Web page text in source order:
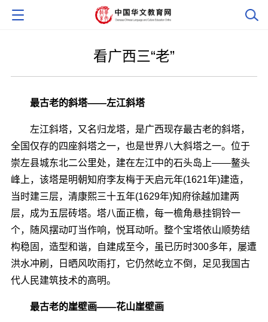
看广西三“老”
最古老的斜塔――左江斜塔
左江斜塔，又名归龙塔，是广西现存最古老的斜塔，
全国仅存的四座斜塔之一，也是世界八大斜塔之一。位于
崇左县城东北二公里处，建在左江中的石头岛上――鳌头
峰上，该塔是明朝知府李友梅于天启元年(1621年)建造，
当时建三层，清康熙三十五年(1629年)知府徐越加建两
层，成为五层砖塔。塔八面正檐，每一檐角悬挂铜铃一
个，随风摆动叮当作响，悦耳动听。整个宝塔依山顺势结
构稳固，造型和谐，自建成至今，虽已历时300多年，屡遭
洪水冲刷，日晒风吹雨打，它仍然屹立不倒，足见我国古
代人民建筑技术的高明。
最古老的崖壁画――花山崖壁画